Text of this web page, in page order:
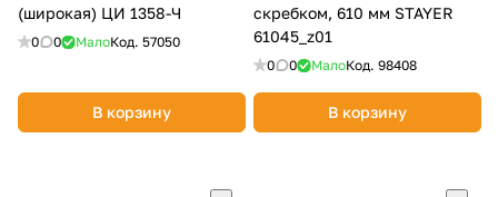
(широкая) ЦИ 1358-Ч
0 0 МалоКод. 57050
В корзину
скребком, 610 мм STAYER
61045_z01
0 0 МалоКод. 98408
В корзину